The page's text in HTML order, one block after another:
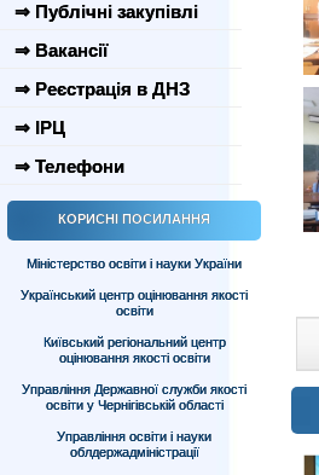
⇒ Публічні закупівлі
⇒ Вакансії
⇒ Реєстрація в ДНЗ
⇒ ІРЦ
⇒ Телефони
КОРИСНІ ПОСИЛАННЯ
Міністерство освіти і науки України
Український центр оцінювання якості
освіти
Київський регіональний центр
оцінювання якості освіти
Управління Державної служби якості
освіти у Чернігівській області
Управління освіти і науки
облдержадміністрації